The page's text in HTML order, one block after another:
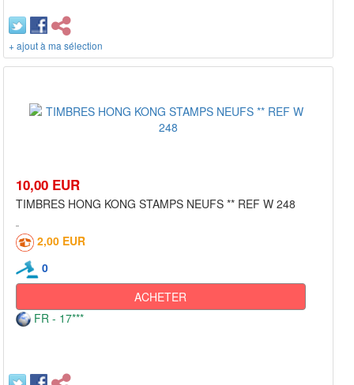
+ ajout à ma sélection
10,00 EUR
TIMBRES HONG KONG STAMPS NEUFS ** REF W 248
2,00 EUR
0
ACHETER
FR - 17***